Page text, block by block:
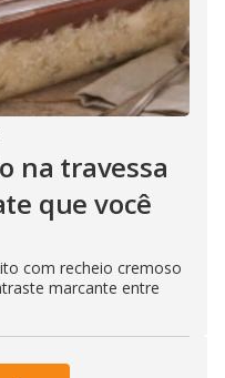
na travessa
que você
com recheio cremoso
marcante entre